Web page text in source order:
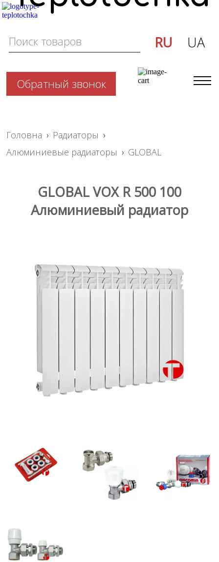
Обратный звонок
RU UA
Головна › Радиаторы ›
Алюминиевые радиаторы › GLOBAL
GLOBAL VOX R 500 100
Алюминиевый радиатор